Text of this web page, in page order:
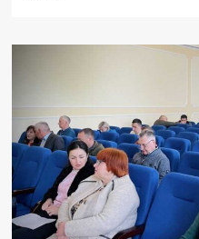
програла